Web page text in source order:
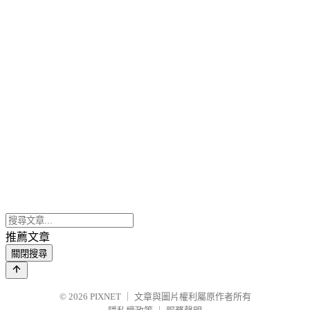
推薦文章
關閉搜尋
© 2026 PIXNET
文章與圖片權利屬原作者所有